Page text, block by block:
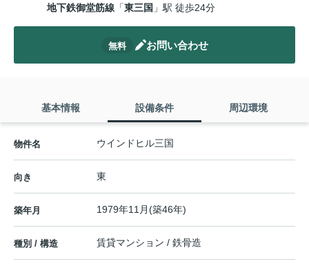
地下鉄御堂筋線 「東三国 」駅 徒歩24分
無料 お問い合わせ
基本情報 設備条件 周辺環境
物件名 ウインドヒル三国
向き 東
築年月 1979年11月(築46年)
種別 / 構造 賃貸マンション / 鉄骨造